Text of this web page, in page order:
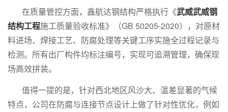
在质量管控方面，鑫航达钢结构严格执行《武威武威钢
结构工程施工质量验收标准》（GB 50205-2020），对原材
料进场、焊接工艺、防腐处理等关键工序实施全过程记录与
检测。所有出厂构件均标注编号，实现可追溯管理，确保现
场高效拼装。
值得一提的是，针对西北地区风沙大、温差显著的气候
特点，公司在防腐与连接节点设计上做了针对性优化，例如